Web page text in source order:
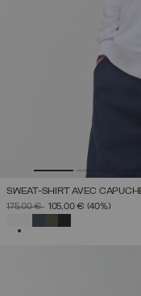
SWEAT-SHIRT AVEC
PRIX RÉDUIT DE
175,00 €À105,00 € (40%)